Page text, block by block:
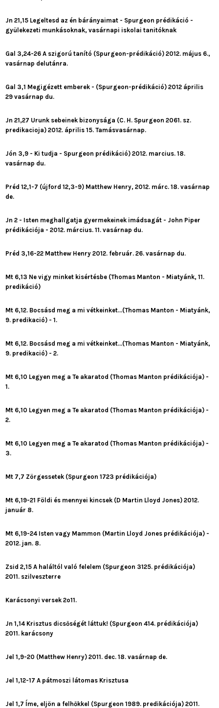
Jn 21,15 Legeltesd az én bárányaimat - Spurgeon prédikáció -
gyülekezeti munkásoknak, vasárnapi iskolai tanitóknak
Gal 3,24-26 A szigorú tanító (Spurgeon-prédikáció) 2012. május 6.,
vasárnap delutánra.
Gal 3,1 Megigézett emberek - (Spurgeon-prédikáció) 2012 április
29 vasárnap du.
Jn 21,27 Urunk sebeinek bizonysága (C. H. Spurgeon 2061. sz.
predikacioja) 2012. április 15. Tamásvasárnap.
Jón 3,9 - Ki tudja - Spurgeon prédikáció) 2012. marcius. 18.
vasárnap du.
Préd 12,1-7 (újford 12,3-9) Matthew Henry, 2012. márc. 18. vasárnap
de.
Jn 2 - Isten meghallgatja gyermekeinek imádsagát - John Piper
prédikációja - 2012. március. 11. vasárnap du.
Préd 3,16-22 Matthew Henry 2012. február. 26. vasárnap du.
Mt 6,13 Ne vigy minket kisértésbe (Thomas Manton - Miatyánk, 11.
predikáció)
Mt 6,12. Bocsásd meg a mi vétkeinket...(Thomas Manton - Miatyánk,
9. predikació) - 1.
Mt 6,12. Bocsásd meg a mi vétkeinket...(Thomas Manton - Miatyánk,
9. predikació) - 2.
Mt 6,10 Legyen meg a Te akaratod (Thomas Manton prédikációja) -
1.
Mt 6,10 Legyen meg a Te akaratod (Thomas Manton prédikációja) -
2.
Mt 6,10 Legyen meg a Te akaratod (Thomas Manton prédikációja) -
3.
Mt 7,7 Zörgessetek (Spurgeon 1723 prédikációja)
Mt 6,19-21 Földi és mennyei kincsek (D Martin Lloyd Jones) 2012.
január 8.
Mt 6,19-24 Isten vagy Mammon (Martin Lloyd Jones prédikációja) -
2012. jan. 8.
Zsid 2,15 A haláltól való felelem (Spurgeon 3125. prédikációja)
2011. szilveszterre
Karácsonyi versek 2o11.
Jn 1,14 Krisztus dicsőségét láttuk! (Spurgeon 414. prédikációja)
2011. karácsony
Jel 1,9-20 (Matthew Henry) 2011. dec. 18. vasárnap de.
Jel 1,12-17 A pátmoszi látomas Krisztusa
Jel 1,7 Íme, eljön a felhőkkel (Spurgeon 1989. predikációja) 2011.